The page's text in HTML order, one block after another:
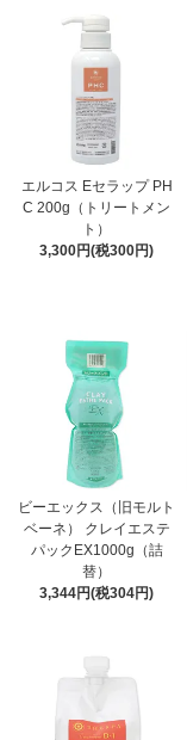
エルコス Eセラップ PH
C 200g（トリートメン
ト）
3,300円(税300円)
ビーエックス（旧モルト
ベーネ） クレイエステ
パックEX1000g（詰
替）
3,344円(税304円)